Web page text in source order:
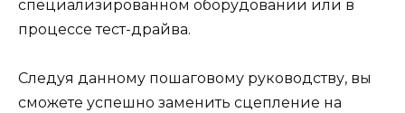
специализированном оборудовании или в
процессе тест-драйва.
Следуя данному пошаговому руководству, вы
сможете успешно заменить сцепление на